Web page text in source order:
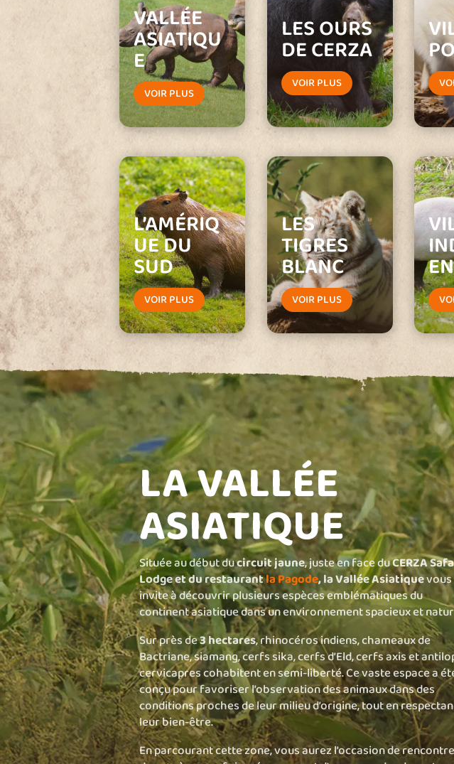
VALLÉE
ASIATIQU
E
VOIR PLUS
LES OURS
DE CERZA
VOIR PLUS
L’AMÉRIQ
UE DU
SUD
VOIR PLUS
LES
TIGRES
BLANC
VOIR PLUS
EN
LA VALLÉE
ASIATIQUE
Située au début ducircuit jaune, juste en face duCERZA
Lodge et du restaurantla Pagode, la Vallée Asiatiquevous
invite à découvrir plusieurs espèces emblématiques du
continent asiatique dans un environnement spacieux et
Sur près de3 hectares, rhinocéros indiens, chameaux de
Bactriane, siamang, cerfs sika, cerfs d’Eld, cerfs axis et
cervicapres cohabitent en semi-liberté. Ce vaste espace a
conçu pour favoriser l’observation des animaux dans des
conditions proches de leur milieu d’origine, tout en
leur bien-être.
En parcourant cette zone, vous aurez l’occasion de